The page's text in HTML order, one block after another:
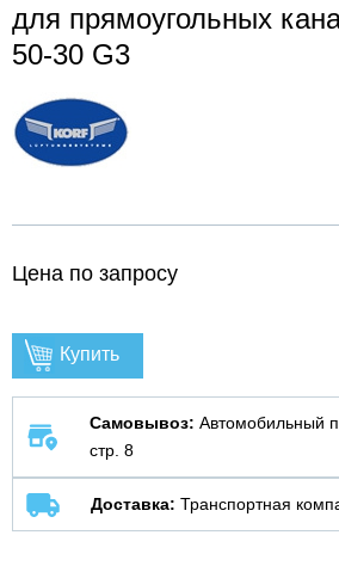
для прямоугольных
50-30 G3
Цена по запросу
Купить
Самовывоз: Автомобильный
стр. 8
Доставка: Транспортная